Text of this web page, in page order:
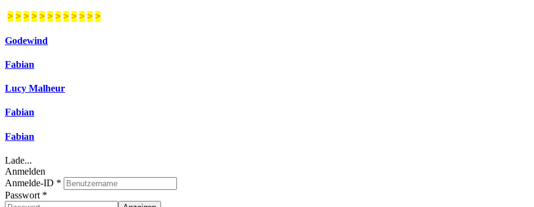
> > > > > > > > > > > >
Godewind
Fabian
Lucy Malheur
Fabian
Fabian
Lade...
Anmelden
Anmelde-ID *
Passwort *